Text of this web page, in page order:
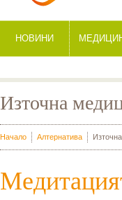
НОВИНИ
Източна
Начало Алтернатива